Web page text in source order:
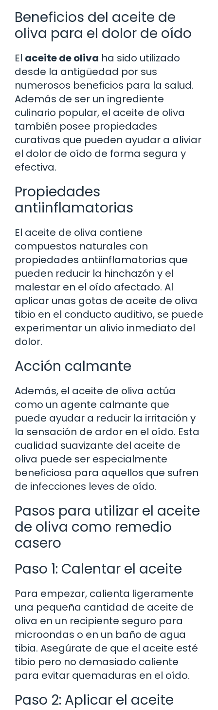
Beneficios del aceite de
oliva para el dolor de oído
El aceite de oliva ha sido utilizado
desde la antigüedad por sus
numerosos beneficios para la salud.
Además de ser un ingrediente
culinario popular, el aceite de oliva
también posee propiedades
curativas que pueden ayudar a aliviar
el dolor de oído de forma segura y
efectiva.
Propiedades
antiinflamatorias
El aceite de oliva contiene
compuestos naturales con
propiedades antiinflamatorias que
pueden reducir la hinchazón y el
malestar en el oído afectado. Al
aplicar unas gotas de aceite de oliva
tibio en el conducto auditivo, se puede
experimentar un alivio inmediato del
dolor.
Acción calmante
Además, el aceite de oliva actúa
como un agente calmante que
puede ayudar a reducir la irritación y
la sensación de ardor en el oído. Esta
cualidad suavizante del aceite de
oliva puede ser especialmente
beneficiosa para aquellos que sufren
de infecciones leves de oído.
Pasos para utilizar el aceite
de oliva como remedio
casero
Paso 1: Calentar el aceite
Para empezar, calienta ligeramente
una pequeña cantidad de aceite de
oliva en un recipiente seguro para
microondas o en un baño de agua
tibia. Asegúrate de que el aceite esté
tibio pero no demasiado caliente
para evitar quemaduras en el oído.
Paso 2: Aplicar el aceite